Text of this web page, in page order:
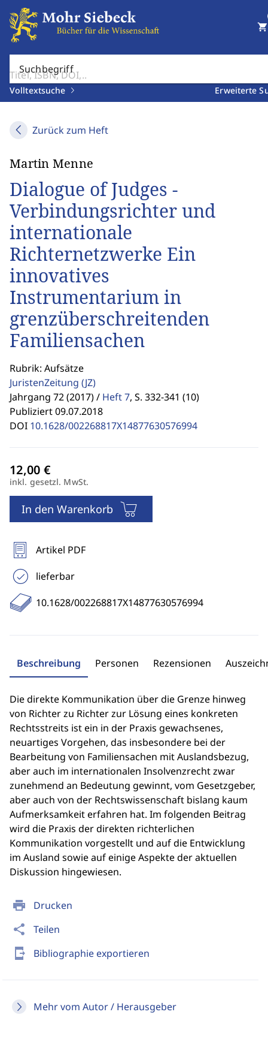
Suchbegriff
Volltextsuche Erweiterte
shopping_cart
Zurück zum Heft
print Drucken
share Teilen
send_to_mobile Bibliographie exportieren
Mehr vom Autor / Herausgeber
Martin Menne
Dialogue of Judges -
Verbindungsrichter und
internationale
Richternetzwerke Ein
innovatives
Instrumentarium in
grenzüberschreitenden
Familiensachen
Rubrik: Aufsätze
JuristenZeitung (JZ)
Jahrgang 72 (2017) / Heft 7, S. 332-341 (10)
Publiziert 09.07.2018
DOI 10.1628/002268817X14877630576994
inkl. gesetzl. MwSt.
In den Warenkorb
Artikel PDF
lieferbar
10.1628/002268817X14877630576994
Beschreibung Personen Rezensionen
Die direkte Kommunikation über die Grenze hinweg
von Richter zu Richter zur Lösung eines konkreten
Rechtsstreits ist ein in der Praxis gewachsenes,
neuartiges Vorgehen, das insbesondere bei der
Bearbeitung von Familiensachen mit Auslandsbezug,
aber auch im internationalen Insolvenzrecht zwar
zunehmend an Bedeutung gewinnt, vom Gesetzgeber,
aber auch von der Rechtswissenschaft bislang kaum
Aufmerksamkeit erfahren hat. Im folgenden Beitrag
wird die Praxis der direkten richterlichen
Kommunikation vorgestellt und auf die Entwicklung
im Ausland sowie auf einige Aspekte der aktuellen
Diskussion hingewiesen.